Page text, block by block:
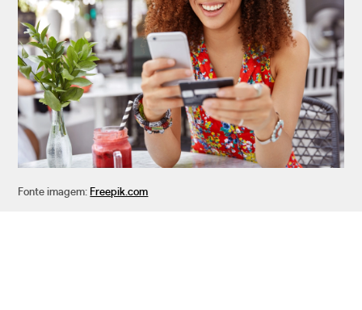
Fonte imagem: Freepik.com